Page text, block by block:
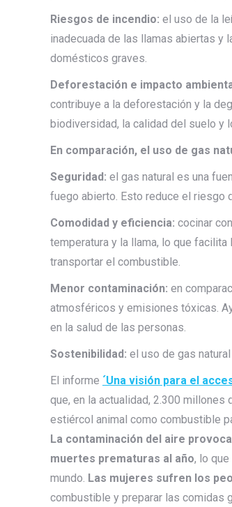
Riesgos de incendio: el uso de la
inadecuada de las llamas abiertas y
domésticos graves.
Deforestación e impacto
contribuye a la deforestación y la
biodiversidad, la calidad del suelo y
En comparación, el uso de gas
Seguridad: el gas natural es una
fuego abierto. Esto reduce el riesgo
Comodidad y eficiencia: cocinar
temperatura y la llama, lo que
transportar el combustible.
Menor contaminación: en
atmosféricos y emisiones tóxicas.
en la salud de las personas.
Sostenibilidad: el uso de gas
El informe ´Una visión para el
que, en la actualidad, 2.300
estiércol animal como combustible
La contaminación del aire
muertes prematuras al año, lo
mundo. Las mujeres sufren los
combustible y preparar las comidas